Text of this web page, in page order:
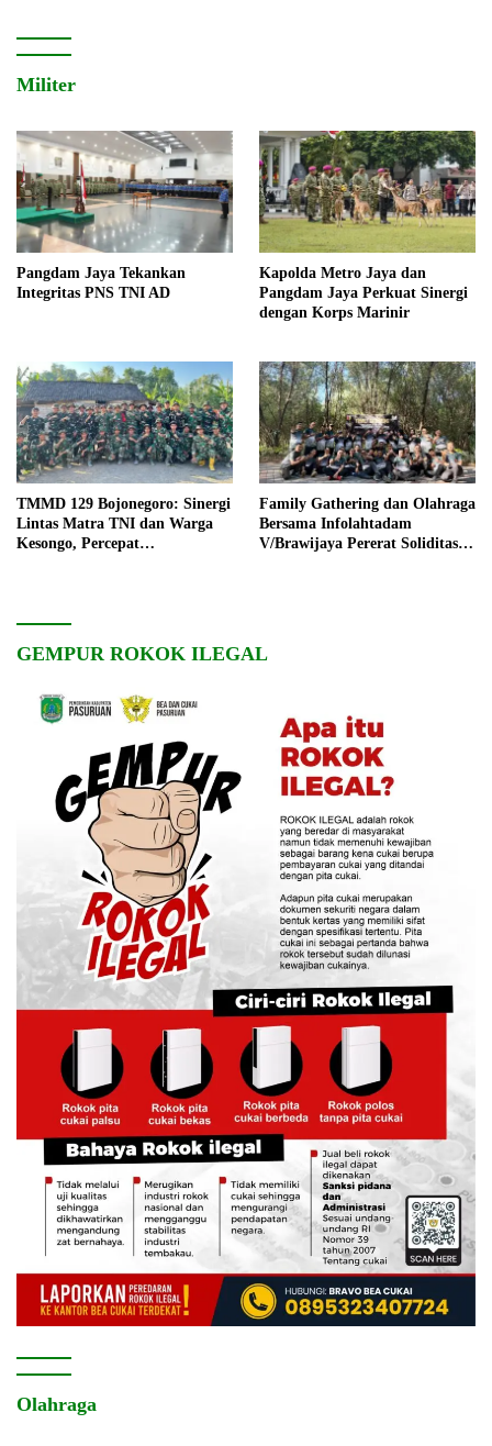
Militer
Pangdam Jaya Tekankan
Integritas PNS TNI AD
Kapolda Metro Jaya dan
Pangdam Jaya Perkuat Sinergi
dengan Korps Marinir
TMMD 129 Bojonegoro: Sinergi
Lintas Matra TNI dan Warga
Kesongo, Percepat
Family Gathering dan Olahraga
Bersama Infolahtadam
V/Brawijaya Pererat Soliditas
GEMPUR ROKOK ILEGAL
Olahraga